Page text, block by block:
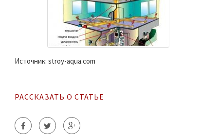
Источник: stroy-aqua.com
РАССКАЗАТЬ О СТАТЬЕ